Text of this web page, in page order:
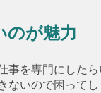
のが魅力
を専門にした
いので困って